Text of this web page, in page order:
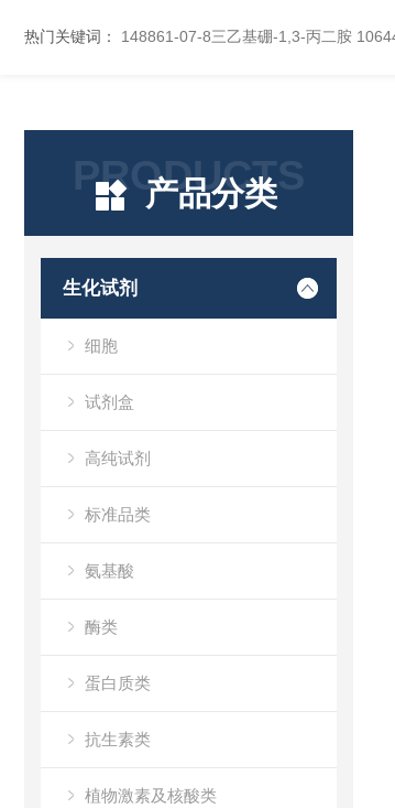
热门关键词： 148861-07-8三乙基硼-1,3-丙二胺
PRODUCTS
产品分类
生化试剂
细胞
试剂盒
高纯试剂
标准品类
氨基酸
酶类
蛋白质类
抗生素类
植物激素及核酸类